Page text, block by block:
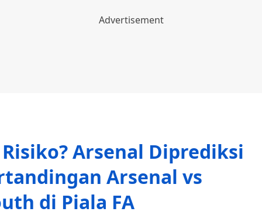
Arsenal Diprediksi
Arsenal vs
di Piala FA